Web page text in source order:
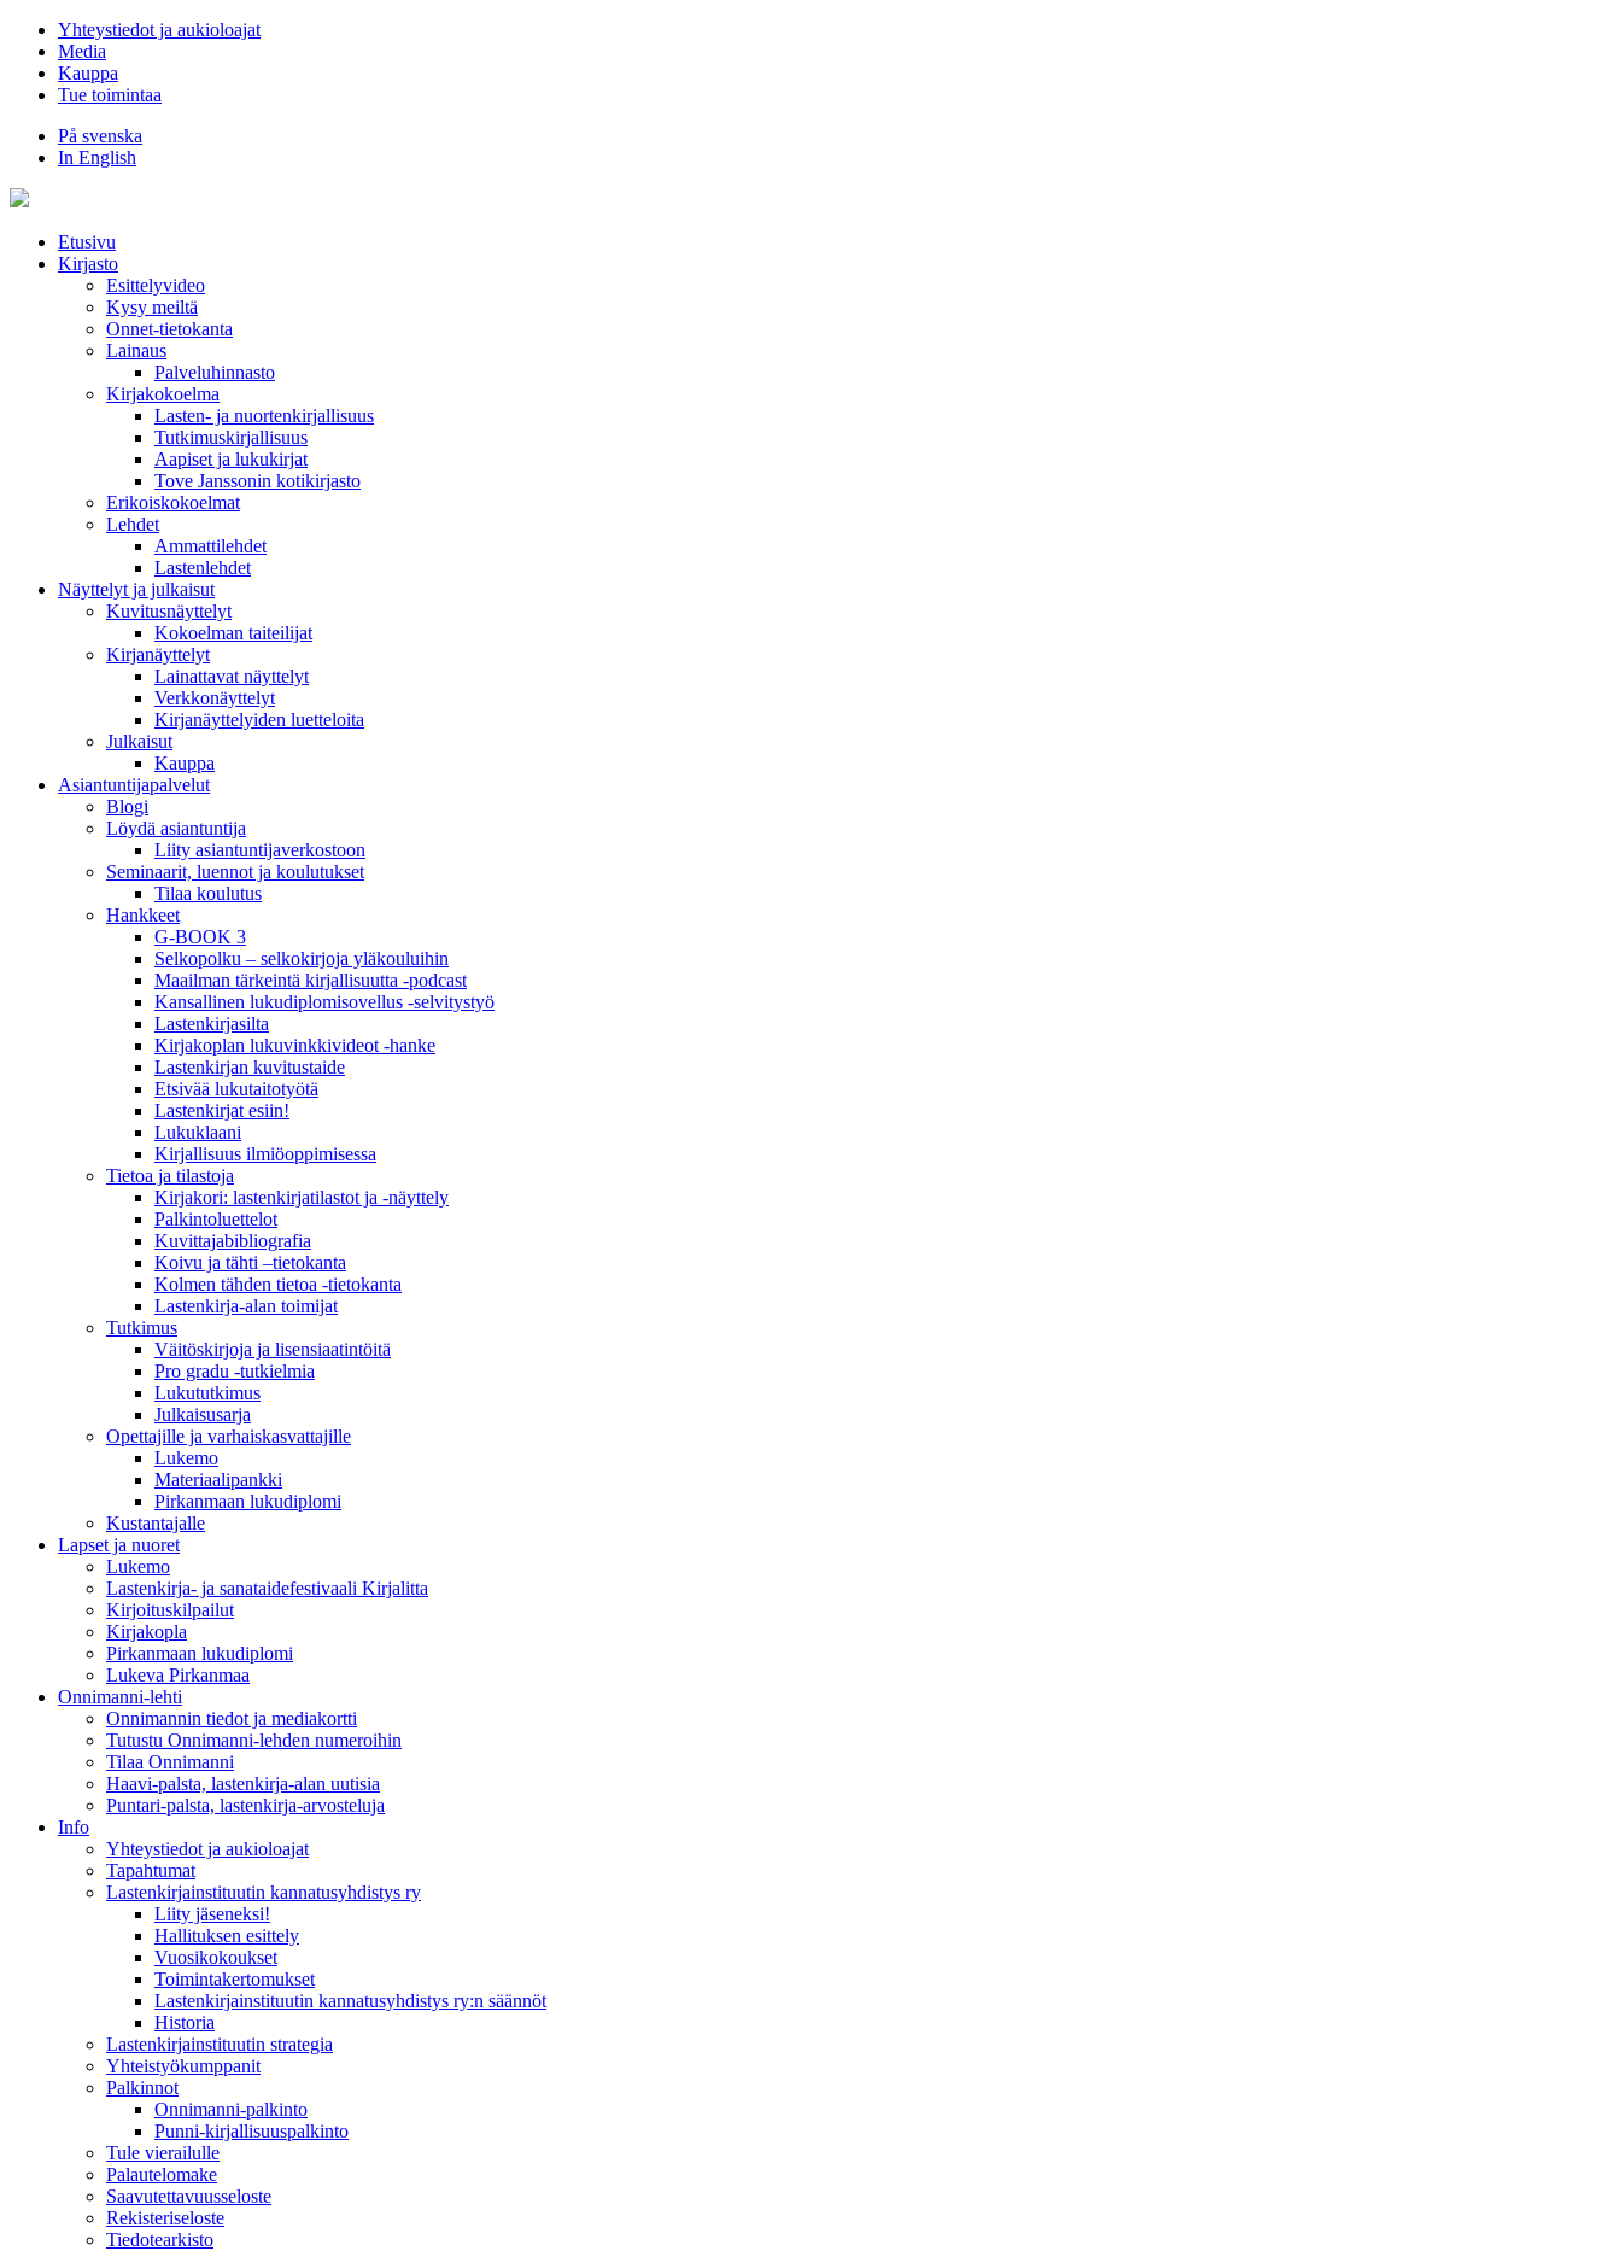
Hyppää
sisältöön
Yhteystiedot ja aukioloajat
Media
Kauppa
Tue toimintaa
På svenska
In English
Etusivu
Kirjasto
Esittelyvideo
Kysy meiltä
Onnet-tietokanta
Lainaus
Palveluhinnasto
Kirjakokoelma
Lasten- ja nuortenkirjallisuus
Tutkimuskirjallisuus
Aapiset ja lukukirjat
Tove Janssonin kotikirjasto
Erikoiskokoelmat
Lehdet
Ammattilehdet
Lastenlehdet
Näyttelyt ja julkaisut
Kuvitusnäyttelyt
Kokoelman taiteilijat
Kirjanäyttelyt
Lainattavat näyttelyt
Verkkonäyttelyt
Kirjanäyttelyiden luetteloita
Julkaisut
Kauppa
Asiantuntija­palvelut
Blogi
Löydä asiantuntija
Liity asiantuntijaverkostoon
Seminaarit, luennot ja koulutukset
Tilaa koulutus
Hankkeet
G-BOOK 3
Selkopolku – selkokirjoja yläkouluihin
Maailman tärkeintä kirjallisuutta -podcast
Kansallinen lukudiplomisovellus -selvitystyö
Lastenkirjasilta
Kirjakoplan lukuvinkkivideot -hanke
Lastenkirjan kuvitustaide
Etsivää lukutaitotyötä
Lastenkirjat esiin!
Lukuklaani
Kirjallisuus ilmiöoppimisessa
Tietoa ja tilastoja
Kirjakori: lastenkirjatilastot ja -näyttely
Palkintoluettelot
Kuvittaja­bibliografia
Koivu ja tähti –tietokanta
Kolmen tähden tietoa -tietokanta
Lastenkirja-alan toimijat
Tutkimus
Väitöskirjoja ja lisensiaatintöitä
Pro gradu -tutkielmia
Lukututkimus
Julkaisusarja
Opettajille ja varhaiskasvattajille
Lukemo
Materiaalipankki
Pirkanmaan lukudiplomi
Kustantajalle
Lapset ja nuoret
Lukemo
Lastenkirja- ja sanataidefestivaali Kirjalitta
Kirjoituskilpailut
Kirjakopla
Pirkanmaan lukudiplomi
Lukeva Pirkanmaa
Onnimanni-lehti
Onnimannin tiedot ja mediakortti
Tutustu Onnimanni-lehden numeroihin
Tilaa Onnimanni
Haavi-palsta, lastenkirja-alan uutisia
Puntari-palsta, lastenkirja-arvosteluja
Info
Yhteystiedot ja aukioloajat
Tapahtumat
Lastenkirjainstituutin kannatusyhdistys ry
Liity jäseneksi!
Hallituksen esittely
Vuosikokoukset
Toimintakertomukset
Lastenkirjainstituutin kannatusyhdistys ry:n säännöt
Historia
Lastenkirjainstituutin strategia
Yhteistyökumppanit
Palkinnot
Onnimanni-palkinto
Punni-kirjallisuuspalkinto
Tule vierailulle
Palautelomake
Saavutettavuusseloste
Rekisteriseloste
Tiedotearkisto